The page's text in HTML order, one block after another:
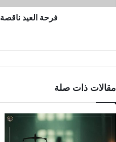
فرحة العيد ناقصة
مقالات ذات صلة